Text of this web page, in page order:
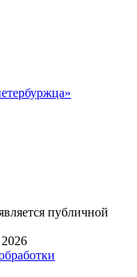
публичной